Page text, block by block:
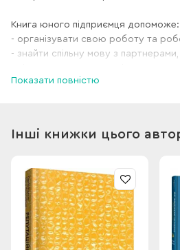
Книга юного підприємця допоможе:
- організувати свою роботу та
- знайти спільну мову з
- зрозуміти, як влаштований великий
Створювати та розвивати власну
Для кого книга?
Книга для батьків, які хочуть
дитину і започаткувати власну
Чому ця книга?
Показати повністю
Інші книжки цього